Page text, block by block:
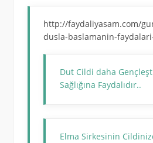
http://faydaliyasam.com/
dusla-baslamanin-
Dut Cildi daha
Sağlığına Faydalıdır..
Elma Sirkesinin